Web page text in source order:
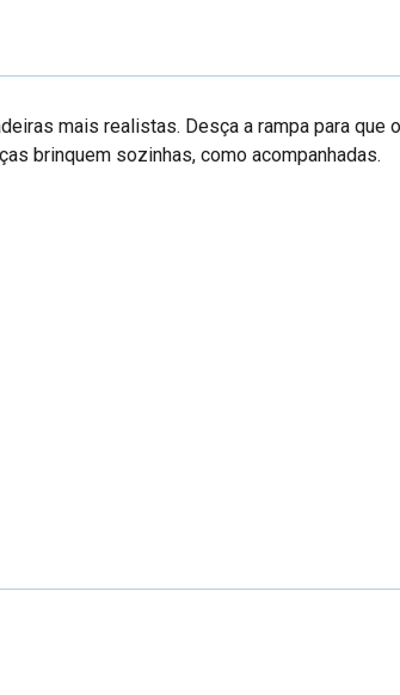
mais realistas. Desça a rampa para que
brinquem sozinhas, como acompanhadas.